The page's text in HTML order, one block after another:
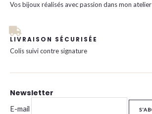
Vos bijoux réalisés avec passion dans mon atelier
LIVRAISON SÉCURISÉE
Colis suivi contre signature
Newsletter
E-mail